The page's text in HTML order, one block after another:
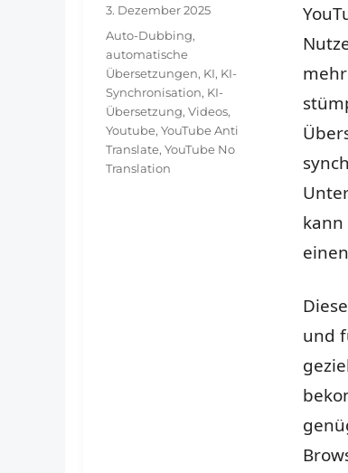
und
Veröffentlicht
3. Dezember 2025
Schlagwörter
Auto-Dubbing,
automatische
Übersetzungen, KI, KI-
Synchronisation, KI-
Übersetzung, Videos,
Youtube, YouTube Anti
Translate, YouTube No
Translation